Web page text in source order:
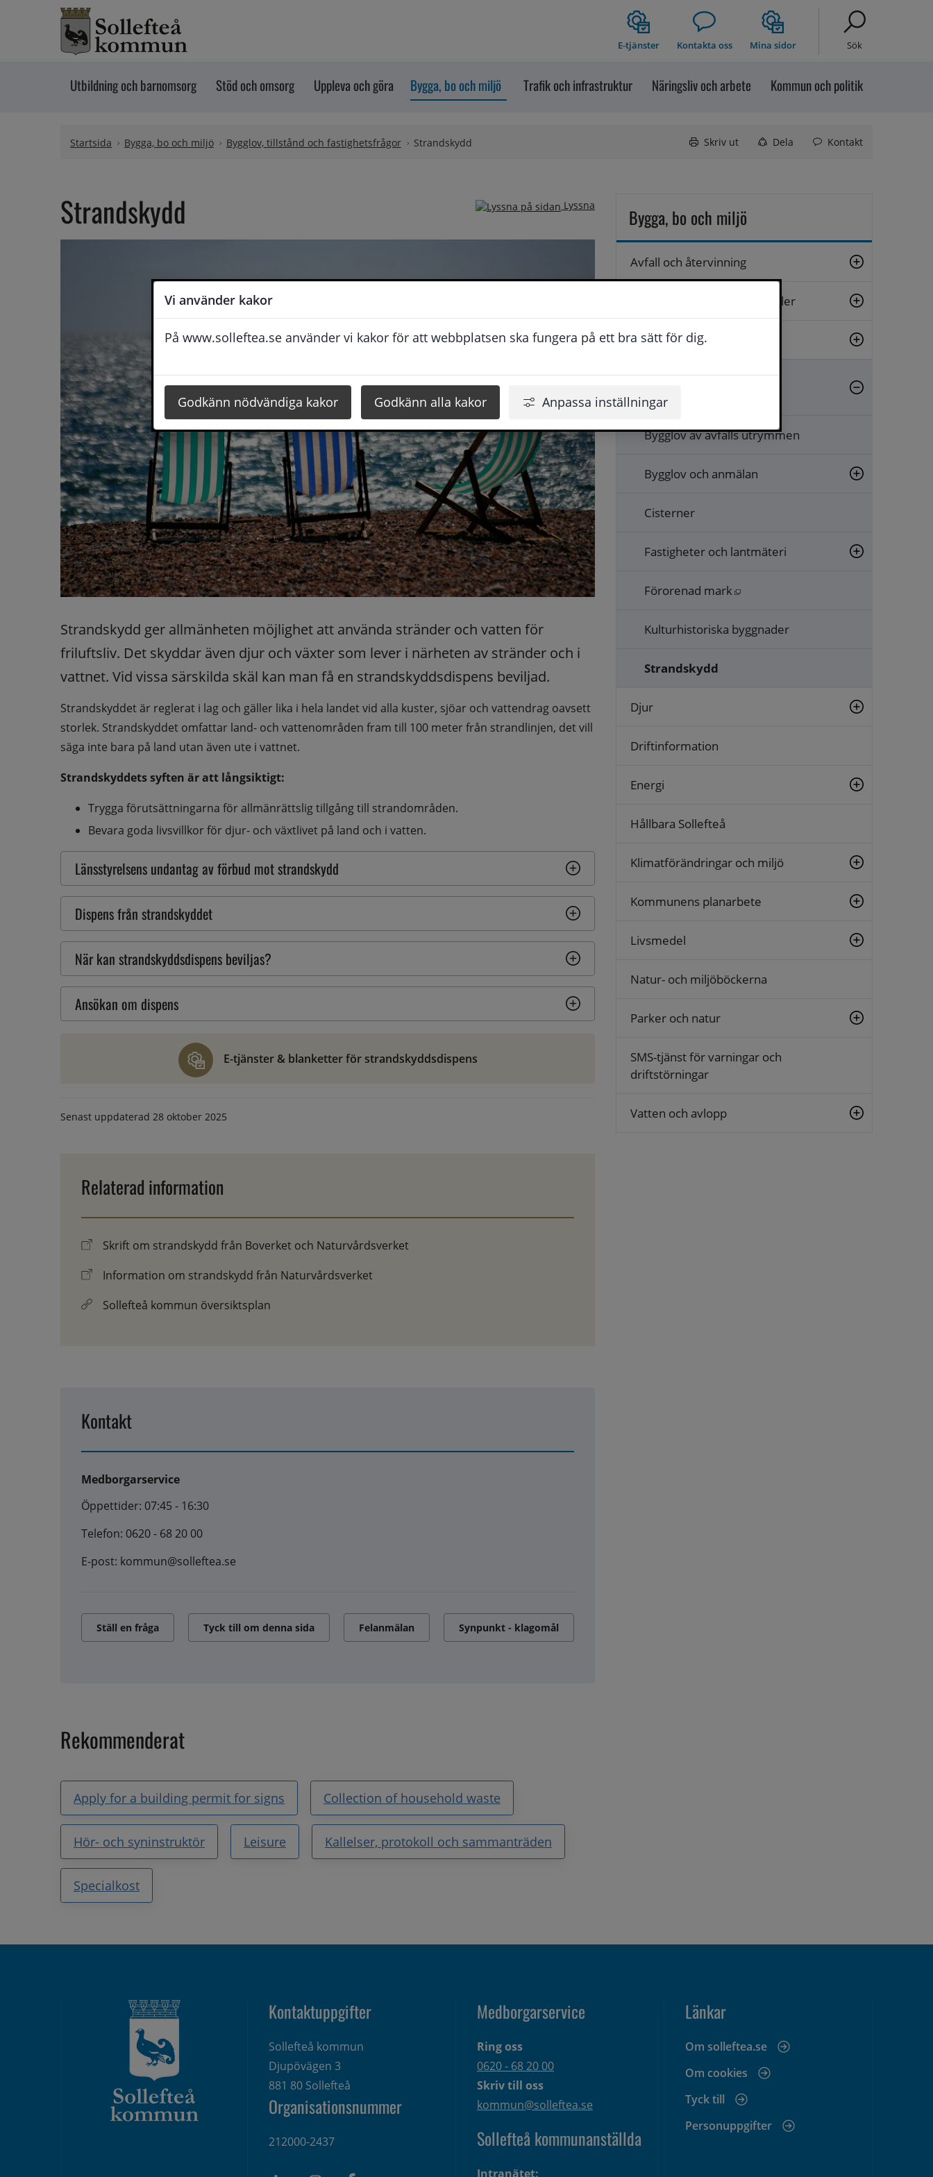
Vi använder kakor
På www.solleftea.se använder vi kakor för att webbplatsen ska fungera på ett bra sätt för dig.
Godkänn nödvändiga kakor Godkänn alla kakor Anpassa inställningar
Hoppa till innehåll
E-tjänster Kontakta oss Mina sidor Sök
Utbildning och barnomsorg Stöd och omsorg Uppleva och göra Bygga, bo och miljö Trafik och infrastruktur Näringsliv och arbete Kommun och politik
Startsida Bygga, bo och miljö Bygglov, tillstånd och fastighetsfrågor Strandskydd Skriv ut Dela Kontakt
Lyssna
Strandskydd
Strandskydd ger allmänheten möjlighet att använda stränder och vatten för
friluftsliv. Det skyddar även djur och växter som lever i närheten av stränder och i
vattnet. Vid vissa särskilda skäl kan man få en strandskyddsdispens beviljad.
Strandskyddet är reglerat i lag och gäller lika i hela landet vid alla kuster, sjöar och vattendrag oavsett
storlek. Strandskyddet omfattar land- och vattenområden fram till 100 meter från strandlinjen, det vill
säga inte bara på land utan även ute i vattnet.
Strandskyddets syften är att långsiktigt:
Trygga förutsättningarna för allmänrättslig tillgång till strandområden.
Bevara goda livsvillkor för djur- och växtlivet på land och i vatten.
​Länsstyrelsens undantag av förbud mot strandskydd
​Dispens från strandskyddet
När kan strandskyddsdispens beviljas?
Ansökan om dispens
E-tjänster & blanketter för strandskyddsdispens
Senast uppdaterad 28 oktober 2025
Relaterad information
Skrift om strandskydd från Boverket och Naturvårdsverket
Information om strandskydd från Naturvårdsverket
Sollefteå kommun översiktsplan
Kontakt
Medborgarservice
Öppettider: 07:45 - 16:30
Telefon: 0620 - 68 20 00
E-post: kommun@solleftea.se
Ställ en fråga Tyck till om denna sida Felanmälan Synpunkt - klagomål
Rekommenderat
Apply for a building permit for signs Collection of household waste
Hör- och syninstruktör Leisure Kallelser, protokoll och sammanträden
Specialkost
Bygga, bo och miljö
Avfall och återvinning
Bostäder och offentliga lokaler
Brandskydd och sotning
Bygglov, tillstånd och
fastighetsfrågor
Bygglov av avfalls utrymmen
Bygglov och anmälan
Cisterner
Fastigheter och lantmäteri
Förorenad mark
Kulturhistoriska byggnader
Strandskydd
Djur
Driftinformation
Energi
Hållbara Sollefteå
Klimatförändringar och miljö
Kommunens planarbete
Livsmedel
Natur- och miljöböckerna
Parker och natur
SMS-tjänst för varningar och
driftstörningar
Vatten och avlopp
Kontaktuppgifter
Sollefteå kommun
Djupövägen 3
881 80 Sollefteå
Organisationsnummer
212000-2437
Medborgarservice
Ring oss
0620 - 68 20 00
Skriv till oss
kommun@solleftea.se
Sollefteå kommunanställda
Intranätet:
Länkar
Om solleftea.se
Om cookies
Tyck till
Personuppgifter